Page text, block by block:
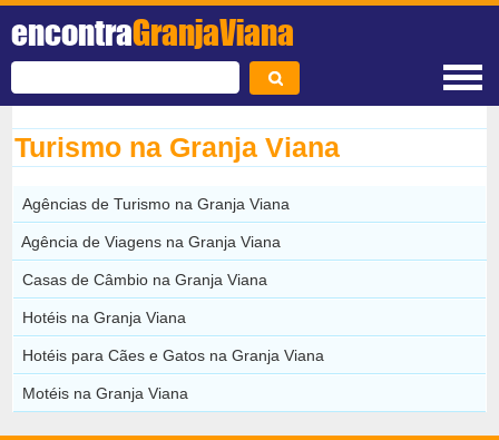
encontraGranjaViana
Turismo na Granja Viana
Agências de Turismo na Granja Viana
Agência de Viagens na Granja Viana
Casas de Câmbio na Granja Viana
Hotéis na Granja Viana
Hotéis para Cães e Gatos na Granja Viana
Motéis na Granja Viana